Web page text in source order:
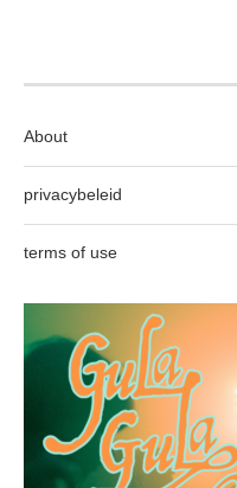
About
privacybeleid
terms of use